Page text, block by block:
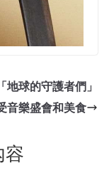
球的守護者們」
音樂盛會和美食
容